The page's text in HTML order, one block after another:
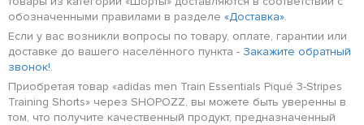
обозначенными правилами в разделе «Доставка».
Если у вас возникли вопросы по товару, оплате, гарантии или
доставке до вашего населённого пункта - Закажите обратный
звонок!.
Приобретая товар «adidas men Train Essentials Piqué 3-Stripes
Training Shorts» через SHOPOZZ, вы можете быть уверенны в
том, что получите качественный продукт, предназначенный